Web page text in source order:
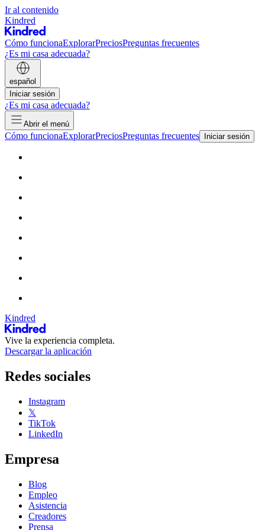
Ir al contenido
Kindred
Cómo funcionaExplorarPreciosPreguntas frecuentes
¿Es mi casa adecuada?
español
Iniciar sesión
¿Es mi casa adecuada?
Abrir el menú
Cómo funcionaExplorarPreciosPreguntas frecuentes Iniciar sesión
Kindred
Vive la experiencia completa.
Descargar la aplicación
Redes sociales
Instagram
𝕏
TikTok
LinkedIn
Empresa
Blog
Empleo
Asistencia
Creadores
Prensa